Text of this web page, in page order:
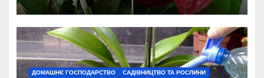
ДОМАШНЄ ГОСПОДАРСТВО САДІВНИЦТВО ТА РОСЛИНИ